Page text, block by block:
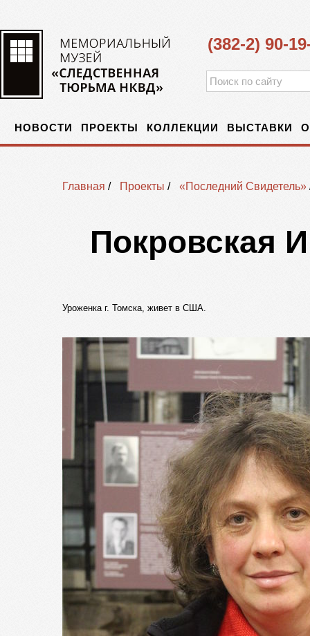
(382-2) 90-
НОВОСТИ ПРОЕКТЫ КОЛЛЕКЦИИ ВЫСТАВКИ
Главная / Проекты / «Последний Свидетель»
Покровская
Уроженка г. Томска, живет в США.